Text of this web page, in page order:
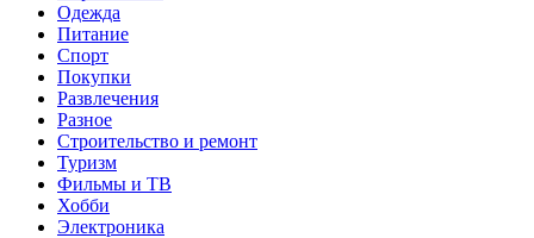
Одежда
Питание
Спорт
Покупки
Развлечения
Разное
Строительство и ремонт
Туризм
Фильмы и ТВ
Хобби
Электроника